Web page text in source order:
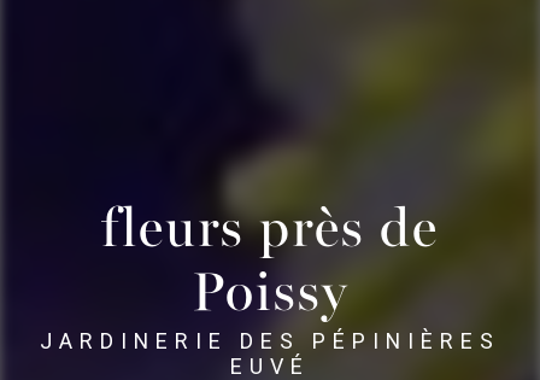
fleurs près de
Poissy
JARDINERIE DES PÉPINIÈRES
EUVÉ